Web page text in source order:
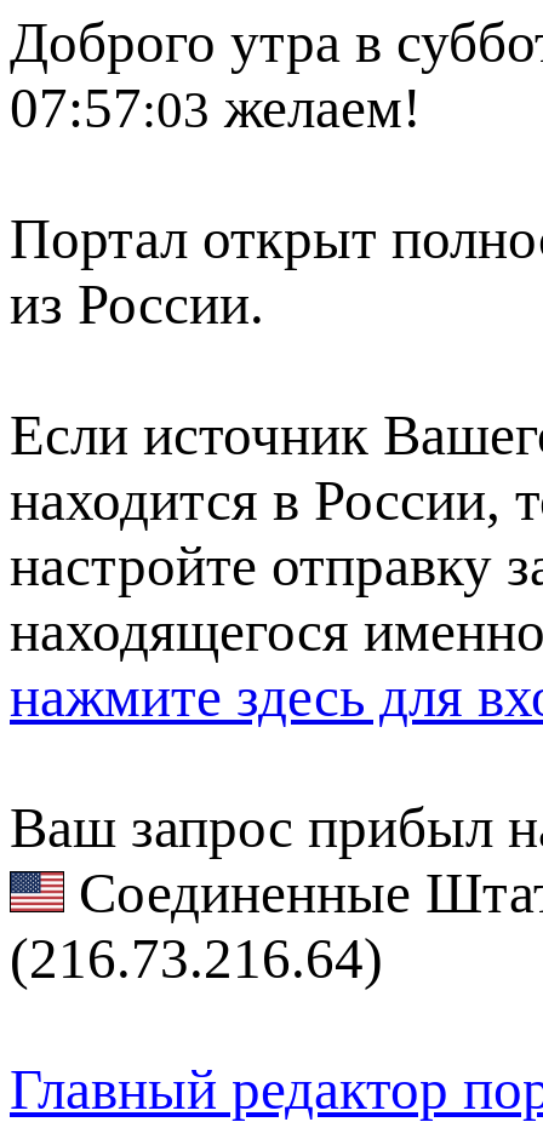
Доброго утра в
07:57:03 желаем!
Портал открыт
из России.
Если источник
находится в России,
настройте отправку
находящегося
нажмите здесь для
Ваш запрос прибыл
Соединенные
(216.73.216.64)
Главный редактор